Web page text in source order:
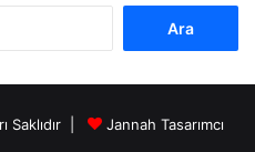
Saklıdır |
Jannah Tasarımcı